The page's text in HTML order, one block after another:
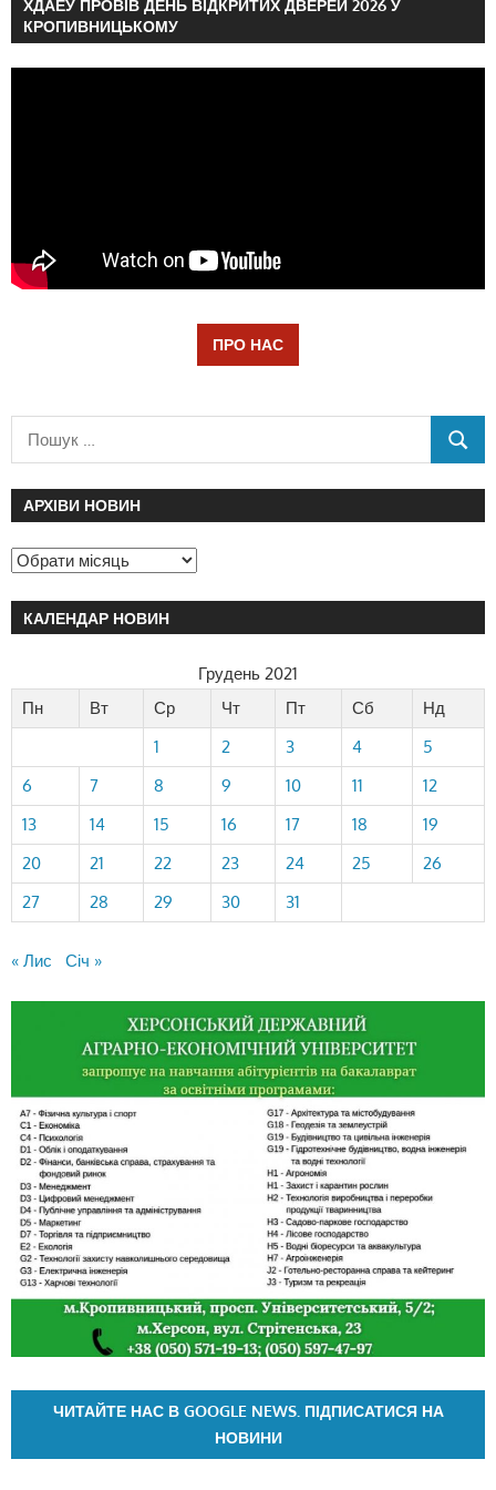
ХДАЕУ ПРОВІВ ДЕНЬ ВІДКРИТИХ ДВЕРЕЙ 2026 У
КРОПИВНИЦЬКОМУ
ПРО НАС
АРХІВИ НОВИН
КАЛЕНДАР НОВИН
Грудень 2021
Пн
Вт Ср Чт Пт Сб
Нд
1
2 3 4
5
6
7 8 9 10 11
12
13
14 15 16 17 18
19
20
21 22 23 24 25
26
27
28 29 30 31
« Лис Січ »
ЧИТАЙТЕ НАС В GOOGLE NEWS. ПІДПИСАТИСЯ НА
НОВИНИ